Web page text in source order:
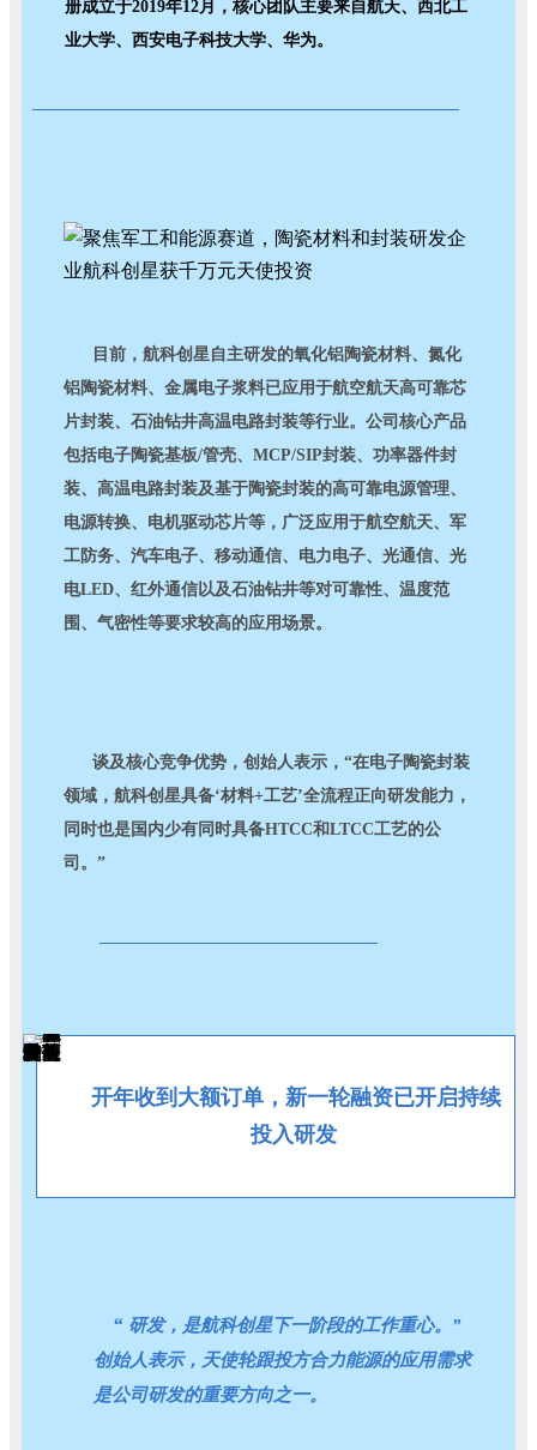
册成立于2019年12月，核心团队主要来自航天、西北工
业大学、西安电子科技大学、华为。
目前，航科创星自主研发的氧化铝陶瓷材料、氮化
铝陶瓷材料、金属电子浆料已应用于航空航天高可靠芯
片封装、石油钻井高温电路封装等行业。公司核心产品
包括电子陶瓷基板/管壳、MCP/SIP封装、功率器件封
装、高温电路封装及基于陶瓷封装的高可靠电源管理、
电源转换、电机驱动芯片等，广泛应用于航空航天、军
工防务、汽车电子、移动通信、电力电子、光通信、光
电LED、红外通信以及石油钻井等对可靠性、温度范
围、气密性等要求较高的应用场景。
谈及核心竞争优势，创始人表示，“在电子陶瓷封装
领域，航科创星具备‘材料+工艺’全流程正向研发能力，
同时也是国内少有同时具备HTCC和LTCC工艺的公
司。”
开年收到大额订单，新一轮融资已开启持续
投入研发
“ 研发，是航科创星下一阶段的工作重心。”
创始人表示，天使轮跟投方合力能源的应用需求
是公司研发的重要方向之一。